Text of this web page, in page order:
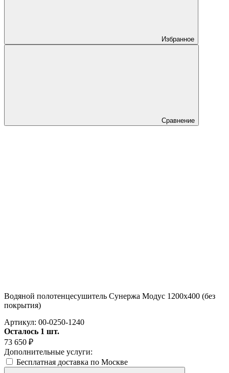
Избранное
Сравнение
Водяной полотенцесушитель Сунержа Модус 1200х400 (без
покрытия)
Артикул: 00-0250-1240
Осталось 1 шт.
73 650 ₽
Дополнительные услуги:
Бесплатная доставка по Москве